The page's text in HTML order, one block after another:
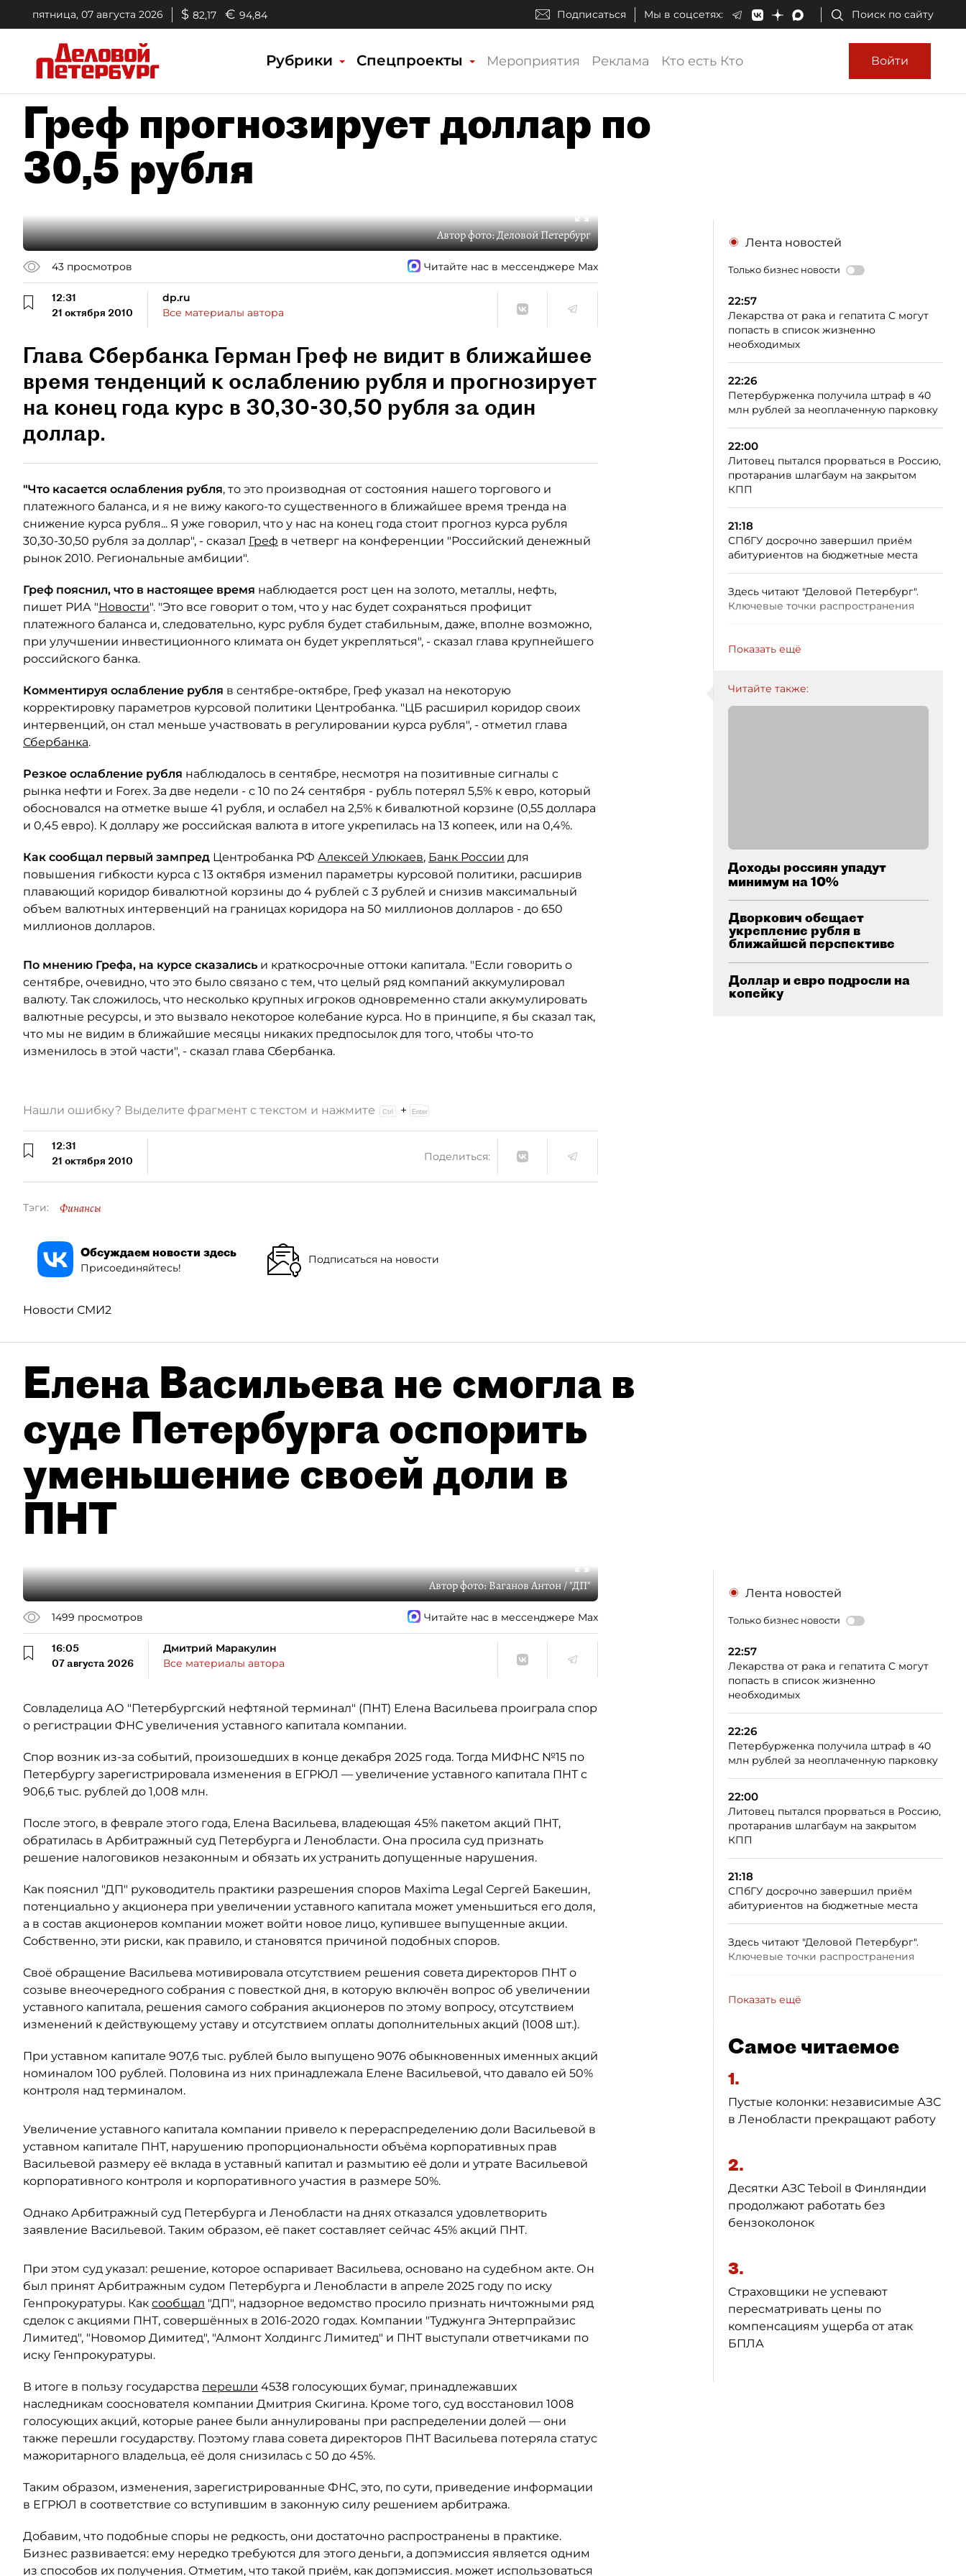
пятница, 07 августа 2026 $ 82,17 € 94,84 Подписаться Мы в соцсетях: Поиск по сайту
Рубрики Спецпроекты Мероприятия Реклама Кто есть Кто Войти
Греф прогнозирует доллар по
30,5 рубля
Автор фото:Деловой Петербург
43 просмотров Читайте нас в мессенджере Max
12:31
21 октября 2010
dp.ru
Все материалы автора
Глава Сбербанка Герман Греф не видит в ближайшее
время тенденций к ослаблению рубля и прогнозирует
на конец года курс в 30,30-30,50 рубля за один
доллар.
"Что касается ослабления рубля, то это производная от состояния нашего торгового и
платежного баланса, и я не вижу какого-то существенного в ближайшее время тренда на
снижение курса рубля... Я уже говорил, что у нас на конец года стоит прогноз курса рубля
30,30-30,50 рубля за доллар", - сказал Греф в четверг на конференции "Российский денежный
рынок 2010. Региональные амбиции".
Греф пояснил, что в настоящее время наблюдается рост цен на золото, металлы, нефть,
пишет РИА "Новости". "Это все говорит о том, что у нас будет сохраняться профицит
платежного баланса и, следовательно, курс рубля будет стабильным, даже, вполне возможно,
при улучшении инвестиционного климата он будет укрепляться", - сказал глава крупнейшего
российского банка.
Комментируя ослабление рубля в сентябре-октябре, Греф указал на некоторую
корректировку параметров курсовой политики Центробанка. "ЦБ расширил коридор своих
интервенций, он стал меньше участвовать в регулировании курса рубля", - отметил глава
Сбербанка.
Резкое ослабление рубля наблюдалось в сентябре, несмотря на позитивные сигналы с
рынка нефти и Forex. За две недели - с 10 по 24 сентября - рубль потерял 5,5% к евро, который
обосновался на отметке выше 41 рубля, и ослабел на 2,5% к бивалютной корзине (0,55 доллара
и 0,45 евро). К доллару же российская валюта в итоге укрепилась на 13 копеек, или на 0,4%.
Как сообщал первый зампред Центробанка РФ Алексей Улюкаев, Банк России для
повышения гибкости курса с 13 октября изменил параметры курсовой политики, расширив
плавающий коридор бивалютной корзины до 4 рублей с 3 рублей и снизив максимальный
объем валютных интервенций на границах коридора на 50 миллионов долларов - до 650
миллионов долларов.
По мнению Грефа, на курсе сказались и краткосрочные оттоки капитала. "Если говорить о
сентябре, очевидно, что это было связано с тем, что целый ряд компаний аккумулировал
валюту. Так сложилось, что несколько крупных игроков одновременно стали аккумулировать
валютные ресурсы, и это вызвало некоторое колебание курса. Но в принципе, я бы сказал так,
что мы не видим в ближайшие месяцы никаких предпосылок для того, чтобы что-то
изменилось в этой части", - сказал глава Сбербанка.
Лента новостей
Только бизнес новости
22:57
Лекарства от рака и гепатита C могут
попасть в список жизненно
необходимых
22:26
Петербурженка получила штраф в 40
млн рублей за неоплаченную парковку
22:00
Литовец пытался прорваться в Россию,
протаранив шлагбаум на закрытом
КПП
21:18
СПбГУ досрочно завершил приём
абитуриентов на бюджетные места
Здесь читают "Деловой Петербург".
Ключевые точки распространения
Показать ещё
Читайте также:
Доходы россиян упадут
минимум на 10%
Дворкович обещает
укрепление рубля в
ближайшей перспективе
Доллар и евро подросли на
копейку
Нашли ошибку? Выделите фрагмент с текстом и нажмите +
12:31
21 октября 2010
Поделиться:
Тэги: Финансы
Обсуждаем новости здесь
Присоединяйтесь!
Подписаться на новости
Новости СМИ2
Елена Васильева не смогла в
суде Петербурга оспорить
уменьшение своей доли в
ПНТ
Автор фото:Ваганов Антон / "ДП"
1499 просмотров Читайте нас в мессенджере Max
16:05
07 августа 2026
Дмитрий Маракулин
Все материалы автора
Совладелица АО "Петербургский нефтяной терминал" (ПНТ) Елена Васильева проиграла спор
о регистрации ФНС увеличения уставного капитала компании.
Спор возник из-за событий, произошедших в конце декабря 2025 года. Тогда МИФНС №15 по
Петербургу зарегистрировала изменения в ЕГРЮЛ — увеличение уставного капитала ПНТ с
906,6 тыс. рублей до 1,008 млн.
После этого, в феврале этого года, Елена Васильева, владеющая 45% пакетом акций ПНТ,
обратилась в Арбитражный суд Петербурга и Ленобласти. Она просила суд признать
решение налоговиков незаконным и обязать их устранить допущенные нарушения.
Как пояснил "ДП" руководитель практики разрешения споров Maxima Legal Сергей Бакешин,
потенциально у акционера при увеличении уставного капитала может уменьшиться его доля,
а в состав акционеров компании может войти новое лицо, купившее выпущенные акции.
Собственно, эти риски, как правило, и становятся причиной подобных споров.
Своё обращение Васильева мотивировала отсутствием решения совета директоров ПНТ о
созыве внеочередного собрания с повесткой дня, в которую включён вопрос об увеличении
уставного капитала, решения самого собрания акционеров по этому вопросу, отсутствием
изменений к действующему уставу и отсутствием оплаты дополнительных акций (1008 шт.).
При уставном капитале 907,6 тыс. рублей было выпущено 9076 обыкновенных именных акций
номиналом 100 рублей. Половина из них принадлежала Елене Васильевой, что давало ей 50%
контроля над терминалом.
Увеличение уставного капитала компании привело к перераспределению доли Васильевой в
уставном капитале ПНТ, нарушению пропорциональности объёма корпоративных прав
Васильевой размеру её вклада в уставный капитал и размытию её доли и утрате Васильевой
корпоративного контроля и корпоративного участия в размере 50%.
Однако Арбитражный суд Петербурга и Ленобласти на днях отказался удовлетворить
заявление Васильевой. Таким образом, её пакет составляет сейчас 45% акций ПНТ.
При этом суд указал: решение, которое оспаривает Васильева, основано на судебном акте. Он
был принят Арбитражным судом Петербурга и Ленобласти в апреле 2025 году по иску
Генпрокуратуры. Как сообщал "ДП", надзорное ведомство просило признать ничтожными ряд
сделок с акциями ПНТ, совершённых в 2016-2020 годах. Компании "Туджунга Энтерпрайзис
Лимитед", "Новомор Димитед", "Алмонт Холдингс Лимитед" и ПНТ выступали ответчиками по
иску Генпрокуратуры.
В итоге в пользу государства перешли 4538 голосующих бумаг, принадлежавших
наследникам сооснователя компании Дмитрия Скигина. Кроме того, суд восстановил 1008
голосующих акций, которые ранее были аннулированы при распределении долей — они
также перешли государству. Поэтому глава совета директоров ПНТ Васильева потеряла статус
мажоритарного владельца, её доля снизилась с 50 до 45%.
Таким образом, изменения, зарегистрированные ФНС, это, по сути, приведение информации
в ЕГРЮЛ в соответствие со вступившим в законную силу решением арбитража.
Добавим, что подобные споры не редкость, они достаточно распространены в практике.
Бизнес развивается: ему нередко требуются для этого деньги, а допэмиссия является одним
из способов их получения. Отметим, что такой приём, как допэмиссия. может использоваться
Лента новостей
Только бизнес новости
22:57
Лекарства от рака и гепатита C могут
попасть в список жизненно
необходимых
22:26
Петербурженка получила штраф в 40
млн рублей за неоплаченную парковку
22:00
Литовец пытался прорваться в Россию,
протаранив шлагбаум на закрытом
КПП
21:18
СПбГУ досрочно завершил приём
абитуриентов на бюджетные места
Здесь читают "Деловой Петербург".
Ключевые точки распространения
Показать ещё
Самое читаемое
1.
Пустые колонки: независимые АЗС
в Ленобласти прекращают работу
2.
Десятки АЗС Teboil в Финляндии
продолжают работать без
бензоколонок
3.
Страховщики не успевают
пересматривать цены по
компенсациям ущерба от атак
БПЛА